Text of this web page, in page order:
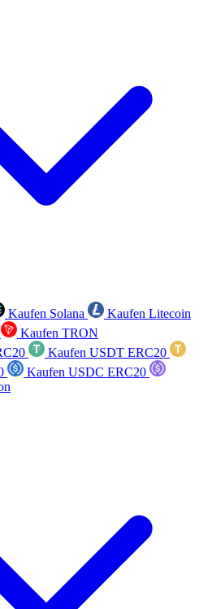
Kaufen Solana
Kaufen Litecoin
Kaufen TRON
Kaufen USDT ERC20
Kaufen USDC ERC20